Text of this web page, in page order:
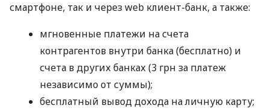
смартфоне, так и через web клиент-банк, а также:
мгновенные платежи на счета
контрагентов внутри банка (бесплатно) и
счета в других банках (3 грн за платеж
независимо от суммы);
бесплатный вывод дохода на личную карту;